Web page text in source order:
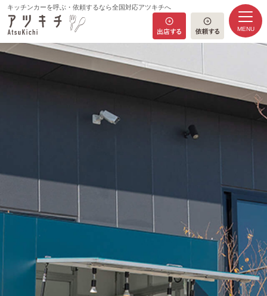
キッチンカーを呼ぶ・依頼するなら全国対応アツキチへ
MENU